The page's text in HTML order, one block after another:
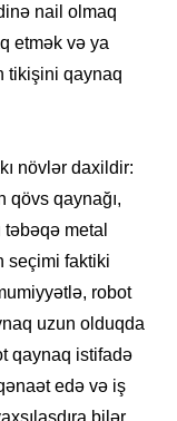
nail olmaq
etmək və ya
tikişini qaynaq
növlər daxildir:
qövs qaynağı,
metal
seçimi faktiki
robot
uzun olduqda
qaynaq istifadə
edə və iş
bilər.